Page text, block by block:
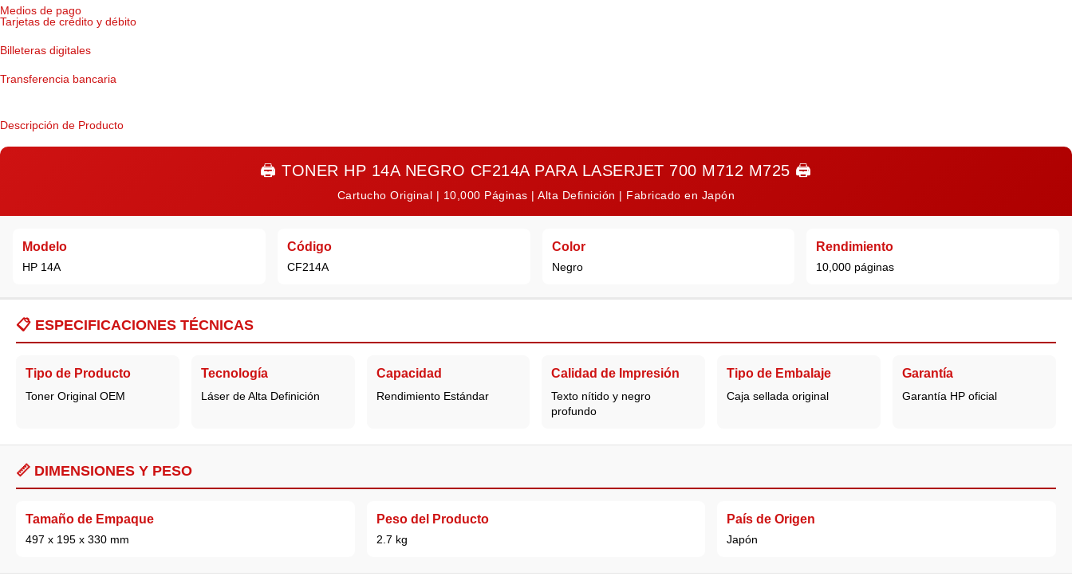
Medios de pago
Tarjetas de crédito y débito
Billeteras digitales
Transferencia bancaria
Descripción de Producto
🖨️TONER HP 14A NEGRO CF214A PARA LASERJET 700 M712 M725 🖨️
Cartucho Original | 10,000 Páginas | Alta Definición | Fabricado en Japón
Modelo
HP 14A
Código
CF214A
Color
Negro
Rendimiento
10,000 páginas
📋 ESPECIFICACIONES TÉCNICAS
Tipo de Producto
Toner Original OEM
Tecnología
Láser de Alta Definición
Capacidad
Rendimiento Estándar
Calidad de Impresión
Texto nítido y negro
profundo
Tipo de Embalaje
Caja sellada original
Garantía
Garantía HP oficial
📏 DIMENSIONES Y PESO
Tamaño de Empaque
497 x 195 x 330 mm
Peso del Producto
2.7 kg
País de Origen
Japón